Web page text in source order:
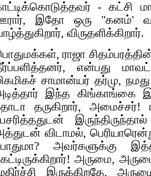
- கட்சி
இதோ ஒரு "கனம்'
விருதளிக்கிறார்.
ராஜா
என்பது
சாமான்யர் தர்மு,
இந்த கிங்காங்கை
தருகிறார், அமைச்சர்!
விடாமல்,
அவர்களுக்கு
அருமை,
இருக்கிறதே,